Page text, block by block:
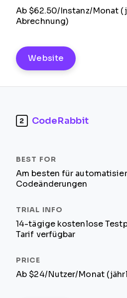
Ab $62.50/Instanz/Monat
Abrechnung)
Website
2 CodeRabbit
Am besten für
Codeänderungen
14-tägige kostenlose
Tarif verfügbar
Ab $24/Nutzer/Monat